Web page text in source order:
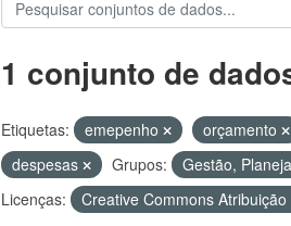
1 conjunto de
Etiquetas: emepenho orçamento
despesas
Grupos: Gestão,
Licenças:
Creative Commons Atribuição